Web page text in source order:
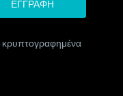
κρυπτογραφημένα